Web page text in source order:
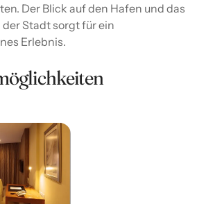
Der Blick auf den Hafen und das
Stadt sorgt für ein
Erlebnis.